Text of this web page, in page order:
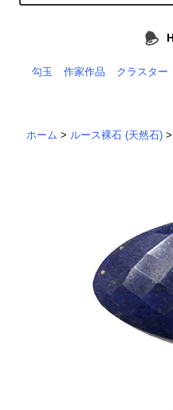
勾玉 作家作品 クラスター
ホーム > ルース裸石 (天然石) >